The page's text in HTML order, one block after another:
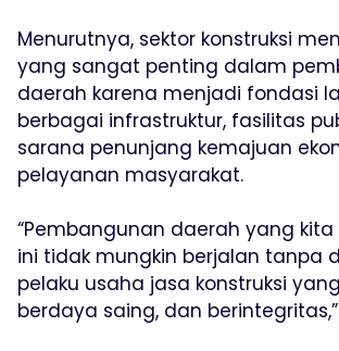
Menurutnya, sektor konstruksi
yang sangat penting dalam
daerah karena menjadi fondasi
berbagai infrastruktur, fasilitas
sarana penunjang kemajuan
pelayanan masyarakat.
“Pembangunan daerah yang
ini tidak mungkin berjalan tanpa
pelaku usaha jasa konstruksi
berdaya saing, dan